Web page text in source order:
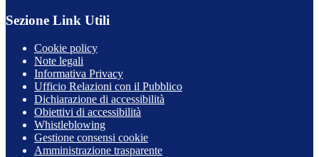
Sezione Link Utili
Cookie policy
Note legali
Informativa Privacy
Ufficio Relazioni con il Pubblico
Dichiarazione di accessibilità
Obiettivi di accessibilità
Whistleblowing
Gestione consensi cookie
Amministrazione trasparente